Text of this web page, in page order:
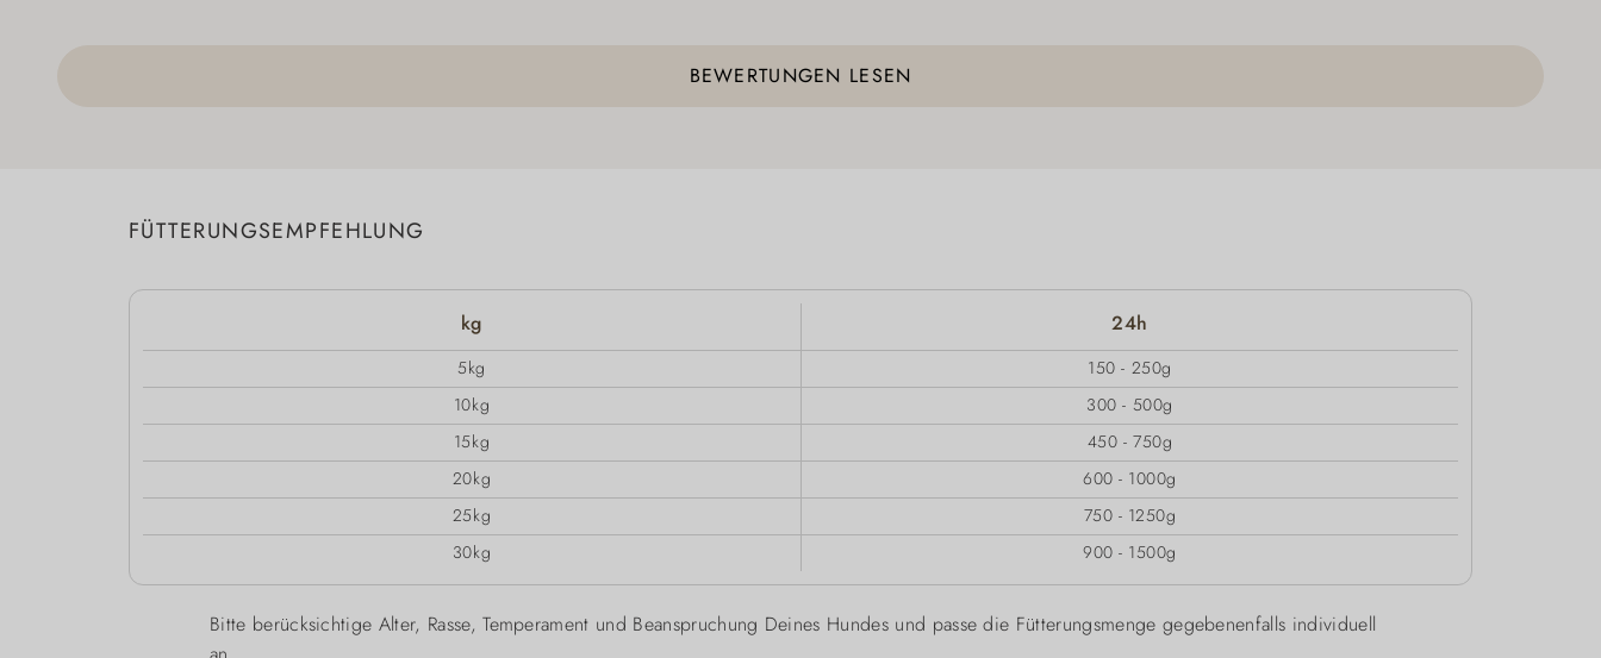
BEWERTUNGEN LESEN
FÜTTERUNGSEMPFEHLUNG
kg 24h
5kg
150 - 250g
10kg
300 - 500g
15kg
450 - 750g
20kg
600 - 1000g
25kg
750 - 1250g
30kg
900 - 1500g
Bitte berücksichtige Alter, Rasse, Temperament und Beanspruchung Deines Hundes und passe die Fütterungsmenge gegebenenfalls individuell